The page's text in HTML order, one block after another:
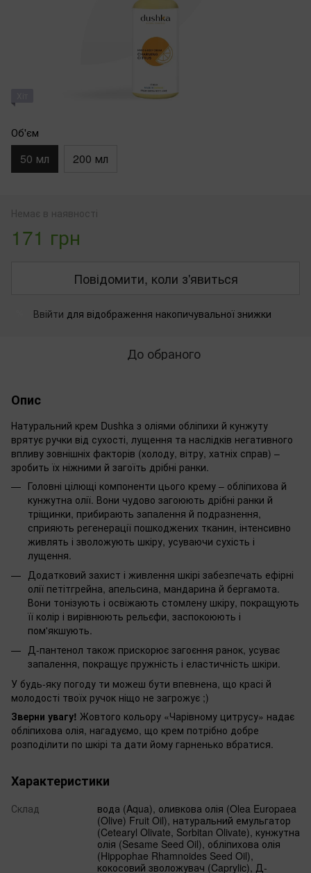
Об'єм
50 мл 200 мл
Немає в наявності
171 грн
Повідомити, коли з'явиться
Ввійти для відображення накопичувальної знижки
До обраного
Опис
Натуральний крем Dushka з оліями обліпихи й кунжуту
врятує ручки від сухості, лущення та наслідків негативного
впливу зовнішніх факторів (холоду, вітру, хатніх справ) –
зробить їх ніжними й загоїть дрібні ранки.
Головні цілющі компоненти цього крему – обліпихова й
кунжутна олії. Вони чудово загоюють дрібні ранки й
тріщинки, прибирають запалення й подразнення,
сприяють регенерації пошкоджених тканин, інтенсивно
живлять і зволожують шкіру, усуваючи сухість і
лущення.
Додатковий захист і живлення шкірі забезпечать ефірні
олії петітгрейна, апельсина, мандарина й бергамота.
Вони тонізують і освіжають стомлену шкіру, покращують
її колір і вирівнюють рельєфи, заспокоюють і
пом'якшують.
Д-пантенол також прискорює загоєння ранок, усуває
запалення, покращує пружність і еластичність шкіри.
У будь-яку погоду ти можеш бути впевнена, що красі й
молодості твоїх ручок ніщо не загрожує ;)
Зверни увагу! Жовтого кольору «Чарівному цитрусу» надає
обліпихова олія, нагадуємо, що крем потрібно добре
розподілити по шкірі та дати йому гарненько вбратися.
Характеристики
Склад
вода (Aqua), оливкова олія (Olea Europaea
(Olive) Fruit Oil), натуральний емульгатор
(Cetearyl Olivate, Sorbitan Olivate), кунжутна
олія (Sesame Seed Oil), обліпихова олія
(Hippophae Rhamnoides Seed Oil),
кокосовий зволожувач (Caprylic), Д-